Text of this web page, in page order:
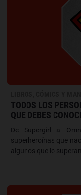
TODOS LOS
QUE DEBES
De Supergirl a
superheroínas que
algunos que lo